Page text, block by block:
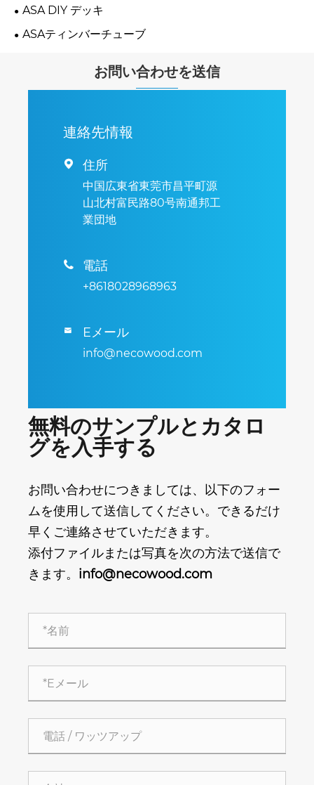
ASA DIY デッキ
ASAティンバーチューブ
お問い合わせを送信
連絡先情報
 住所
中国広東省東莞市昌平町源
山北村富民路80号南通邦工
業団地
 電話
+8618028968963
 Eメール
info@necowood.com
無料のサンプルとカタロ
グを入手する
お問い合わせにつきましては、以下のフォー
ムを使用して送信してください。できるだけ
早くご連絡させていただきます。
添付ファイルまたは写真を次の方法で送信で
きます。 info@necowood.com